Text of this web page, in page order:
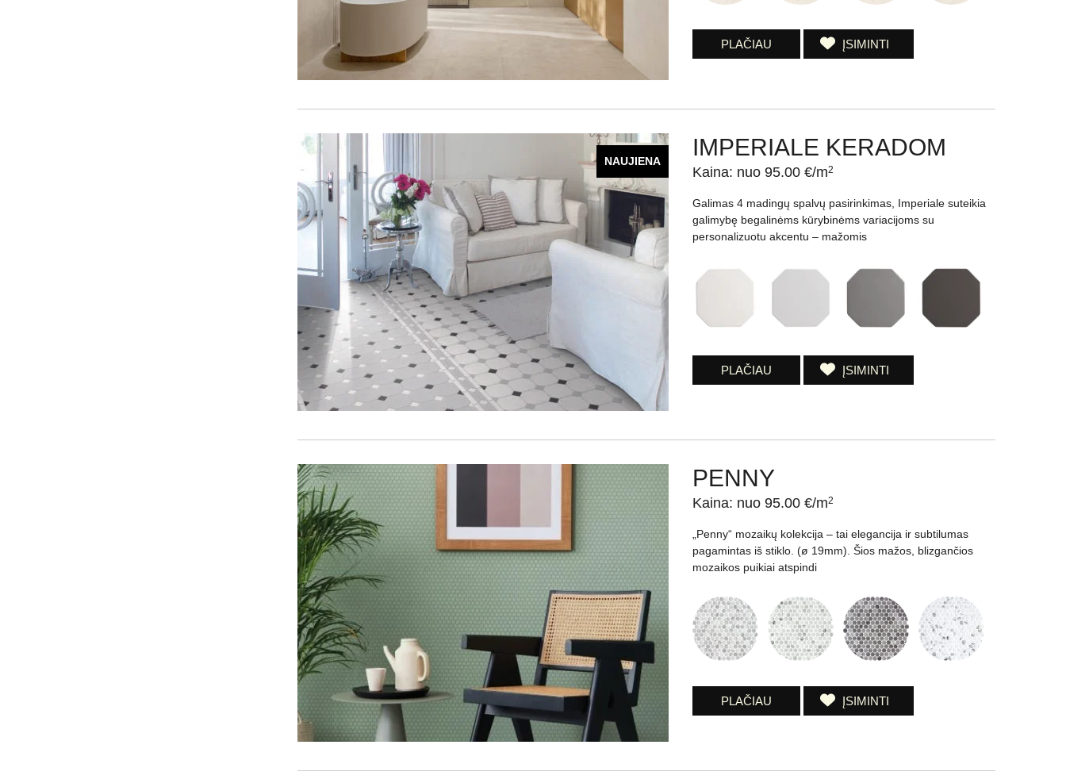
PLAČIAU ĮSIMINTI
NAUJIENA
IMPERIALE KERADOM
Kaina: nuo 95.00 €/m2
Galimas 4 madingų spalvų pasirinkimas, Imperiale suteikia
galimybę begalinėms kūrybinėms variacijoms su
personalizuotu akcentu – mažomis
PLAČIAU ĮSIMINTI
PENNY
Kaina: nuo 95.00 €/m2
„Penny“ mozaikų kolekcija – tai elegancija ir subtilumas
pagamintas iš stiklo. (ø 19mm). Šios mažos, blizgančios
mozaikos puikiai atspindi
PLAČIAU ĮSIMINTI